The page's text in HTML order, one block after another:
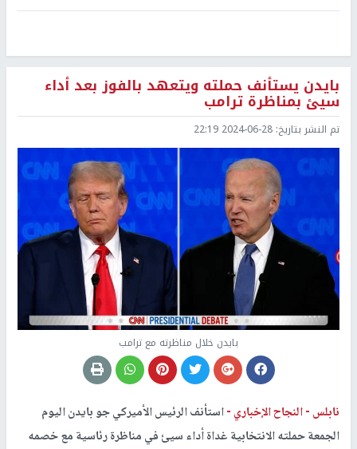
بايدن يستأنف حملته ويتعهد بالفوز بعد أداء
سيئ بمناظرة ترامب
تم النشر بتاريخ: 2024-06-28 22:19
بايدن خلال مناظرته مع ترامب
نابلس -النجاح الإخباري -استأنف الرئيس الأميركي جو بايدن اليوم
الجمعة حملته الانتخابية غداة أداء سيئ في مناظرة رئاسية مع خصمه